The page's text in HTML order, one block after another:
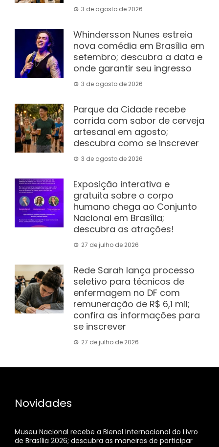
3 de agosto de 2026
Whindersson Nunes estreia
nova comédia em Brasília em
setembro; descubra a data e
onde garantir seu ingresso
3 de agosto de 2026
Parque da Cidade recebe
corrida com sabor de cerveja
artesanal em agosto;
descubra como se inscrever
3 de agosto de 2026
Exposição interativa e
gratuita sobre o corpo
humano chega ao Conjunto
Nacional em Brasília;
descubra as atrações!
27 de julho de 2026
Rede Sarah lança processo
seletivo para técnicos de
enfermagem no DF com
remuneração de R$ 6,1 mil;
confira as informações para
se inscrever
27 de julho de 2026
Novidades
Museu Nacional recebe a Bienal Internacional do Livro
de Brasília 2026; descubra as maneiras de participar